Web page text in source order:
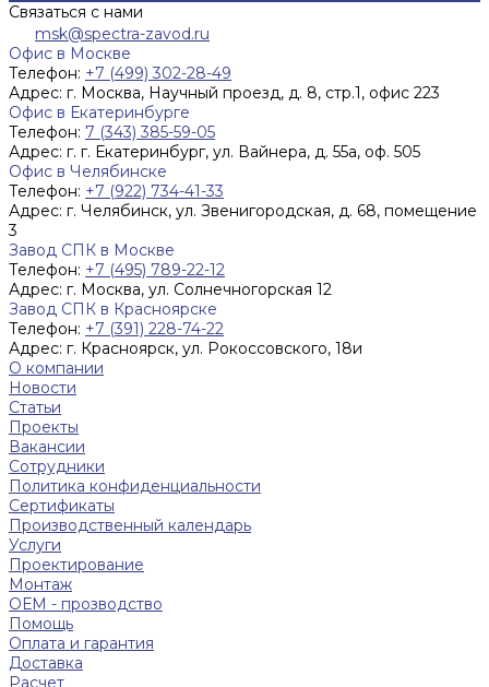
Связаться с нами
msk@spectra-zavod.ru
Офис в Москве
Телефон: +7 (499) 302-28-49
Адрес: г. Москва, Научный проезд, д. 8, стр.1, офис 223
Офис в Екатеринбурге
Телефон: 7 (343) 385-59-05
Адрес: г. г. Екатеринбург, ул. Вайнера, д. 55а, оф. 505
Офис в Челябинске
Телефон: +7 (922) 734-41-33
Адрес: г. Челябинск, ул. Звенигородская, д. 68, помещение
3
Завод СПК в Москве
Телефон: +7 (495) 789-22-12
Адрес: г. Москва, ул. Солнечногорская 12
Завод СПК в Красноярске
Телефон: +7 (391) 228-74-22
Адрес: г. Красноярск, ул. Рокоссовского, 18и
О компании
Новости
Статьи
Проекты
Вакансии
Сотрудники
Политика конфиденциальности
Сертификаты
Производственный календарь
Услуги
Проектирование
Монтаж
ОЕМ - прозводство
Помощь
Оплата и гарантия
Доставка
Расчет